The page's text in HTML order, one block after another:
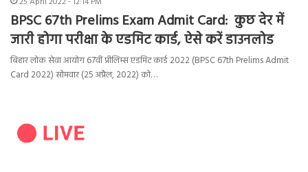
BPSC 67th Prelims Exam Admit Card: कुछ देर में
जारी होगा परीक्षा के एडमिट कार्ड, ऐसे करें डाउनलोड
बिहार लोक सेवा आयोग 67वीं प्रीलिम्स एडमिट कार्ड 2022 (BPSC 67th Prelims Admit
Card 2022) सोमवार (25 अप्रैल, 2022) को…